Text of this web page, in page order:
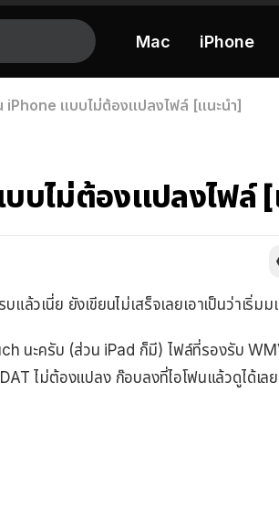
Mac iPhone
iPhone แบบไม่ต้องแปลงไฟล์ [แนะนำ]
บไม่ต้องแปลงไฟล์ [
วเนี่ย ยังเขียนไม่เสร็จเลยเอาเป็นว่าเริ่มม
นะครับ (ส่วน iPad ก็มี) ไฟล์ที่รองรับ
ไม่ต้องแปลง ก๊อบลงที่ไอโฟนแล้วดูได้เลย